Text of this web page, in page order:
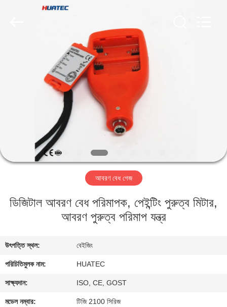
কারখানা
যোগাযোগ
করুন
আবরণ বেধ গেজ
ডিজিটাল আবরণ বেধ পরিমাপক, পেইন্টিং পুরুত্ব মিটার,
আবরণ পুরুত্ব পরিমাপ যন্ত্র
উৎপত্তি স্থল: বেইজিং
পরিচিতিমুলক নাম: HUATEC
সাক্ষ্যদান: ISO, CE, GOST
মডেল নম্বার: টিজি 2100 সিরিজ